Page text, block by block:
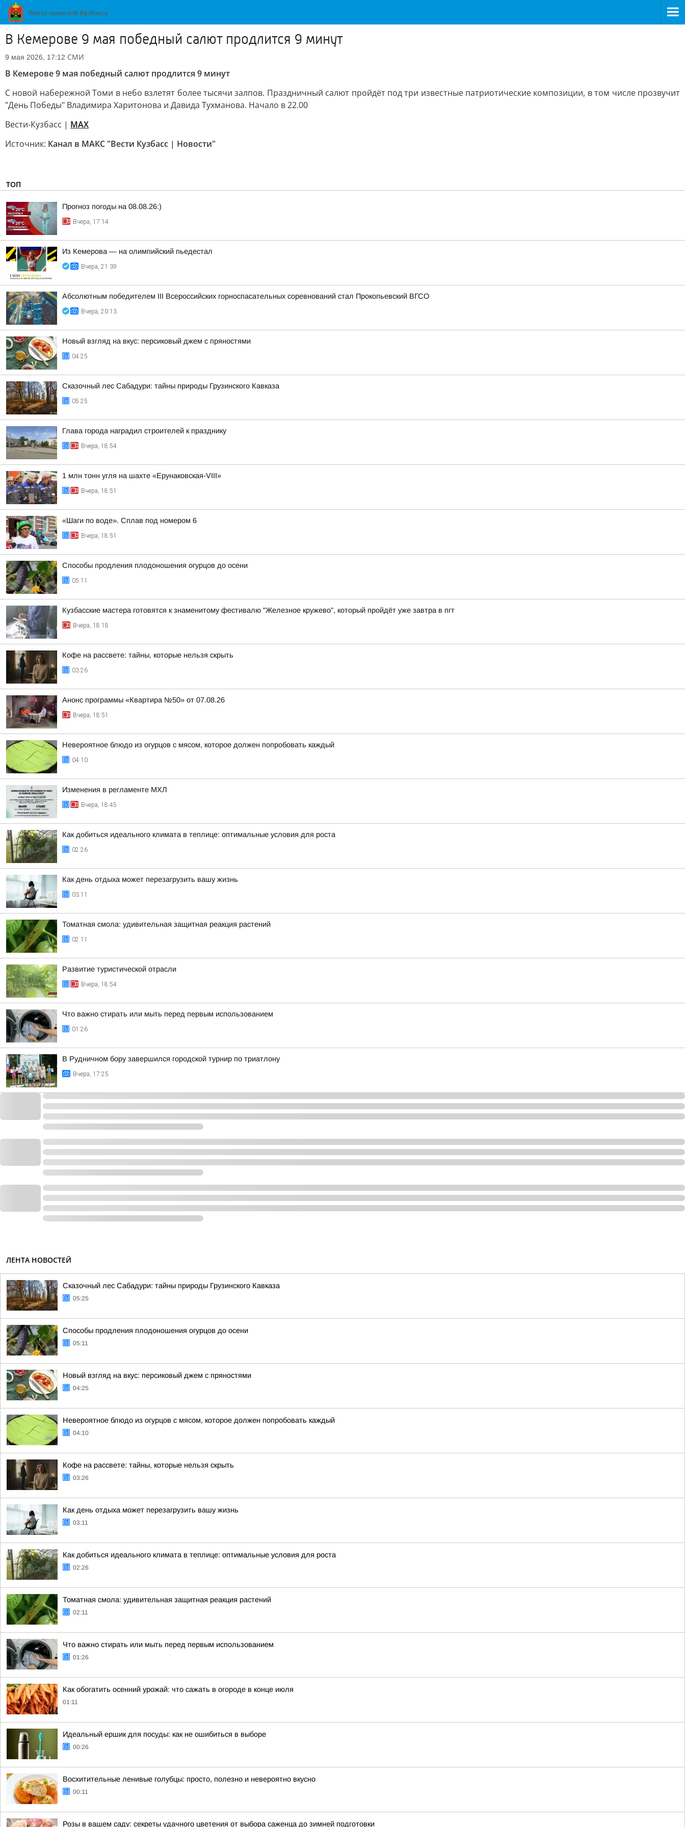
В Кемерове 9 мая победный салют продлится 9 минут
9 мая 2026, 17:12 СМИ
В Кемерове 9 мая победный салют продлится 9 минут
С новой набережной Томи в небо взлетят более тысячи залпов. Праздничный салют пройдёт под три известные патриотические композиции, в том числе прозвучит
"День Победы" Владимира Харитонова и Давида Тухманова. Начало в 22.00
Вести-Кузбасс | MAX
Источник: Канал в МАКС "Вести Кузбасс | Новости"
ТОП
Прогноз погоды на 08.08.26:)
Вчера, 17:14
Из Кемерова — на олимпийский пьедестал
Вчера, 21:39
Абсолютным победителем III Всероссийских горноспасательных соревнований стал Прокопьевский ВГСО
Вчера, 20:13
Новый взгляд на вкус: персиковый джем с пряностями
04:25
Сказочный лес Сабадури: тайны природы Грузинского Кавказа
05:25
Глава города наградил строителей к празднику
Вчера, 18:54
1 млн тонн угля на шахте «Ерунаковская-VIII»
Вчера, 18:51
«Шаги по воде». Сплав под номером 6
Вчера, 18:51
Способы продления плодоношения огурцов до осени
05:11
Кузбасские мастера готовятся к знаменитому фестивалю "Железное кружево", который пройдёт уже завтра в пгт
Вчера, 18:18
Кофе на рассвете: тайны, которые нельзя скрыть
03:26
Анонс программы «Квартира №50» от 07.08.26
Вчера, 18:51
Невероятное блюдо из огурцов с мясом, которое должен попробовать каждый
04:10
Изменения в регламенте МХЛ
Вчера, 18:45
Как добиться идеального климата в теплице: оптимальные условия для роста
02:26
Как день отдыха может перезагрузить вашу жизнь
03:11
Томатная смола: удивительная защитная реакция растений
02:11
Развитие туристической отрасли
Вчера, 18:54
Что важно стирать или мыть перед первым использованием
01:26
В Рудничном бору завершился городской турнир по триатлону
Вчера, 17:25
ЛЕНТА НОВОСТЕЙ
Сказочный лес Сабадури: тайны природы Грузинского Кавказа
05:25
Способы продления плодоношения огурцов до осени
05:11
Новый взгляд на вкус: персиковый джем с пряностями
04:25
Невероятное блюдо из огурцов с мясом, которое должен попробовать каждый
04:10
Кофе на рассвете: тайны, которые нельзя скрыть
03:26
Как день отдыха может перезагрузить вашу жизнь
03:11
Как добиться идеального климата в теплице: оптимальные условия для роста
02:26
Томатная смола: удивительная защитная реакция растений
02:11
Что важно стирать или мыть перед первым использованием
01:26
Как обогатить осенний урожай: что сажать в огороде в конце июля
01:11
Идеальный ершик для посуды: как не ошибиться в выборе
00:26
Восхитительные ленивые голубцы: просто, полезно и невероятно вкусно
00:11
Розы в вашем саду: секреты удачного цветения от выбора саженца до зимней подготовки